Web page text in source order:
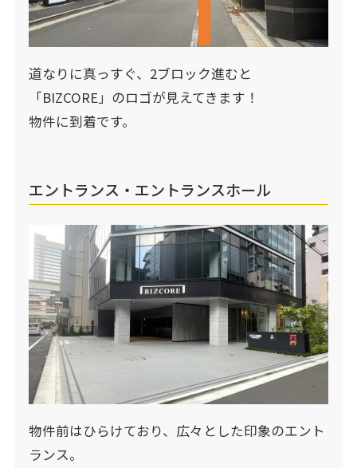
道なりに真っすぐ、2ブロック進むと
「BIZCORE」のロゴが見えてきます！
物件に到着です。
エントランス・エントランスホール
物件前はひらけており、広々とした印象のエント
ランス。